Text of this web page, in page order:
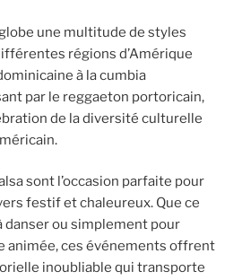
une multitude de styles
régions d’Amérique
à la cumbia
par le reggaeton portoricain,
de la diversité culturelle
sont l’occasion parfaite pour
festif et chaleureux. Que ce
danser ou simplement pour
animée, ces événements offrent
inoubliable qui transporte